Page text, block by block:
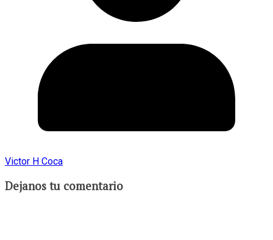
Victor H Coca
Dejanos tu comentario